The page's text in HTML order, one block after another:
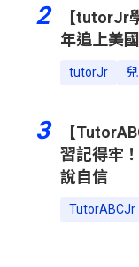
2
【tutorJr
年追上美
tutorJr
3
【
習記得牢
說自信
TutorABCJr